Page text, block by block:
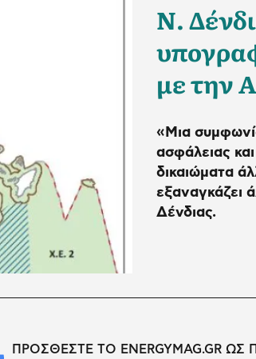
Ν.
με την
«Μια
ασφάλειας
δικαιώματα
εξαναγκάζει
Δένδιας.
ΠΡΟΣΘΕΣΤΕ ΤΟ ENERGYMAG.GR